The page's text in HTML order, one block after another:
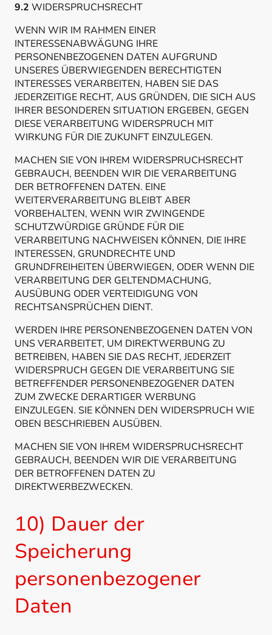
9.2 WIDERSPRUCHSRECHT
WENN WIR IM RAHMEN EINER
INTERESSENABWÄGUNG IHRE
PERSONENBEZOGENEN DATEN AUFGRUND
UNSERES ÜBERWIEGENDEN BERECHTIGTEN
INTERESSES VERARBEITEN, HABEN SIE DAS
JEDERZEITIGE RECHT, AUS GRÜNDEN, DIE SICH AUS
IHRER BESONDEREN SITUATION ERGEBEN, GEGEN
DIESE VERARBEITUNG WIDERSPRUCH MIT
WIRKUNG FÜR DIE ZUKUNFT EINZULEGEN.
MACHEN SIE VON IHREM WIDERSPRUCHSRECHT
GEBRAUCH, BEENDEN WIR DIE VERARBEITUNG
DER BETROFFENEN DATEN. EINE
WEITERVERARBEITUNG BLEIBT ABER
VORBEHALTEN, WENN WIR ZWINGENDE
SCHUTZWÜRDIGE GRÜNDE FÜR DIE
VERARBEITUNG NACHWEISEN KÖNNEN, DIE IHRE
INTERESSEN, GRUNDRECHTE UND
GRUNDFREIHEITEN ÜBERWIEGEN, ODER WENN DIE
VERARBEITUNG DER GELTENDMACHUNG,
AUSÜBUNG ODER VERTEIDIGUNG VON
RECHTSANSPRÜCHEN DIENT.
WERDEN IHRE PERSONENBEZOGENEN DATEN VON
UNS VERARBEITET, UM DIREKTWERBUNG ZU
BETREIBEN, HABEN SIE DAS RECHT, JEDERZEIT
WIDERSPRUCH GEGEN DIE VERARBEITUNG SIE
BETREFFENDER PERSONENBEZOGENER DATEN
ZUM ZWECKE DERARTIGER WERBUNG
EINZULEGEN. SIE KÖNNEN DEN WIDERSPRUCH WIE
OBEN BESCHRIEBEN AUSÜBEN.
MACHEN SIE VON IHREM WIDERSPRUCHSRECHT
GEBRAUCH, BEENDEN WIR DIE VERARBEITUNG
DER BETROFFENEN DATEN ZU
DIREKTWERBEZWECKEN.
10) Dauer der
Speicherung
personenbezogener
Daten